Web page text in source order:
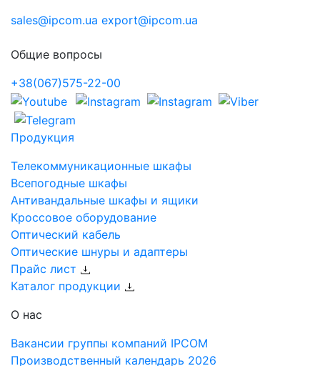
sales@ipcom.ua export@ipcom.ua
Общие вопросы
+38(067)575-22-00
Продукция
Телекоммуникационные шкафы
Всепогодные шкафы
Антивандальные шкафы и ящики
Кроссовое оборудование
Оптический кабель
Оптические шнуры и адаптеры
Прайс лист
Каталог продукции
О нас
Вакансии группы компаний IPCOM
Производственный календарь 2026